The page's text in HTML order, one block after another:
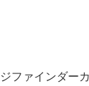
ファインダー